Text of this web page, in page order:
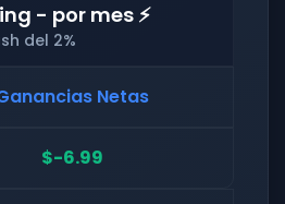
- por mes ⚡
del 2%
Netas
$-6.99